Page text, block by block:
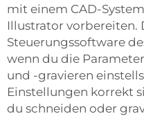
mit einem CAD-
Illustrator vorbereiten.
Steuerungssoftware
wenn du die
und -gravieren
Einstellungen korrekt
du schneiden oder